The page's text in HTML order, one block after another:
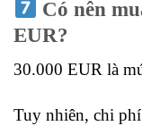
Có nên
EUR?
30.000 EUR là
Tuy nhiên, chi